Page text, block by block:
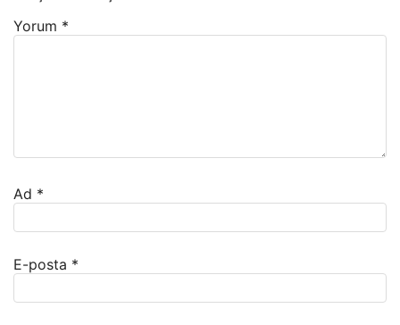
Yorum *
Ad *
E-posta *